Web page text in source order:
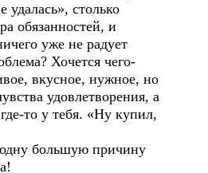
столько
обязанностей, и
уже не радует
Хочется чего-
вкусное, нужное, но
удовлетворения, а
то у тебя. «Ну купил,
большую причину